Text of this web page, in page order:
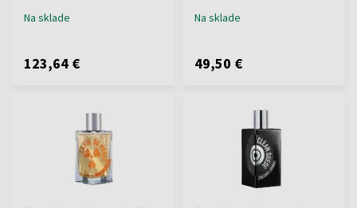
Na sklade
123,64 €
Na sklade
49,50 €